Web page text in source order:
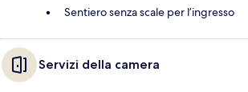
Sentiero senza scale per l’ingresso
Servizi della camera